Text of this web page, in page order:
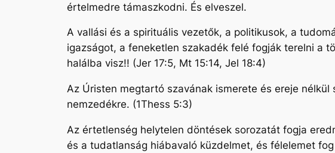
értelmedre támaszkodni. És elveszel.
A vallási és a spirituális vezetők, a politikusok, a
igazságot, a feneketlen szakadék felé fogják terelni a
halálba visz!! (Jer 17:5, Mt 15:14, Jel 18:4)
Az Úristen megtartó szavának ismerete és ereje
nemzedékre. (1Thess 5:3)
Az értetlenség helytelen döntések sorozatát fogja
és a tudatlanság hiábavaló küzdelmet, és félelemet